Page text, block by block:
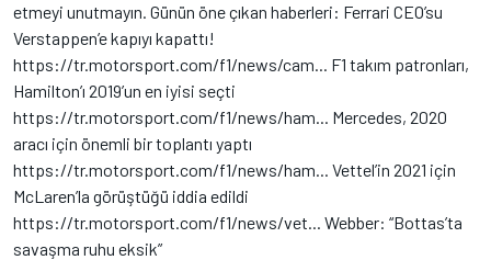
etmeyi unutmayın. Günün öne çıkan haberleri: Ferrari CEO’su
Verstappen’e kapıyı kapattı!
https://tr.motorsport.com/f1/news/cam... F1 takım patronları,
Hamilton’ı 2019’un en iyisi seçti
https://tr.motorsport.com/f1/news/ham... Mercedes, 2020
aracı için önemli bir toplantı yaptı
https://tr.motorsport.com/f1/news/ham... Vettel’in 2021 için
McLaren’la görüştüğü iddia edildi
https://tr.motorsport.com/f1/news/vet... Webber: “Bottas’ta
savaşma ruhu eksik”